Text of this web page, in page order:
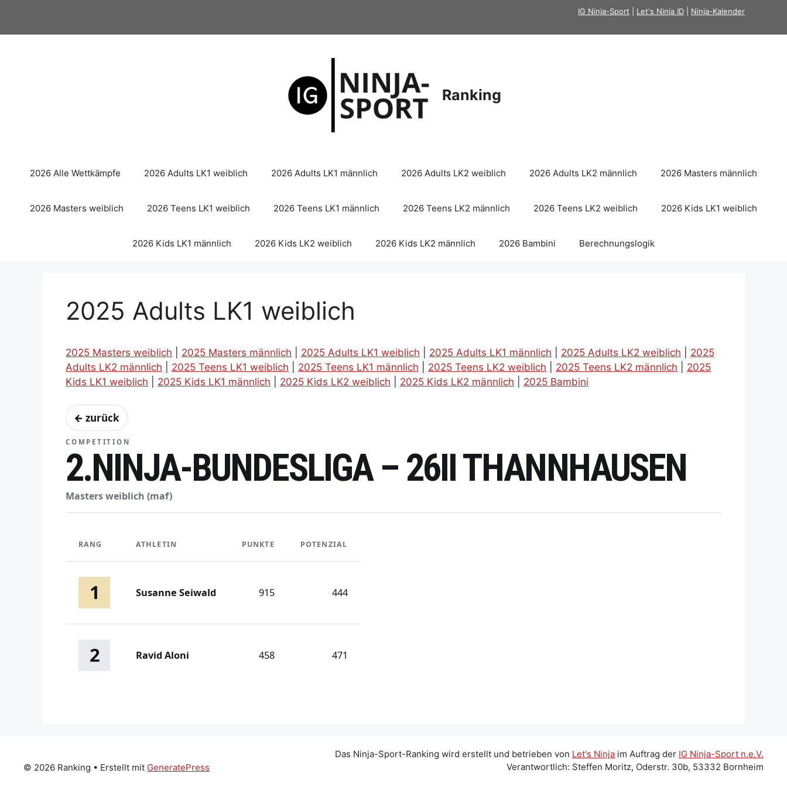
springen
IG Ninja-Sport Let's Ninja ID Ninja-Kalender
Ranking
2026 Alle Wettkämpfe 2026 Adults LK1 weiblich 2026 Adults LK1 männlich 2026 Adults LK2 weiblich 2026 Adults LK2 männlich 2026 Masters männlich
2026 Masters weiblich 2026 Teens LK1 weiblich 2026 Teens LK1 männlich 2026 Teens LK2 männlich 2026 Teens LK2 weiblich 2026 Kids LK1 weiblich
2026 Kids LK1 männlich 2026 Kids LK2 weiblich 2026 Kids LK2 männlich 2026 Bambini Berechnungslogik
2025 Adults LK1 weiblich
2025 Masters weiblich 2025 Masters männlich 2025 Adults LK1 weiblich 2025 Adults LK1 männlich 2025 Adults LK2 weiblich
2025
Adults LK2 männlich
2025 Teens LK1 weiblich 2025 Teens LK1 männlich 2025 Teens LK2 weiblich 2025 Teens LK2 männlich
2025
Kids LK1 weiblich
2025 Kids LK1 männlich 2025 Kids LK2 weiblich 2025 Kids LK2 männlich 2025 Bambini
← zurück
COMPETITION
2.NINJA-BUNDESLIGA – 26II THANNHAUSEN
Masters weiblich (maf)
RANG ATHLETIN PUNKTE POTENZIAL
1 Susanne Seiwald 915 444
2 Ravid Aloni 458 471
Das Ninja-Sport-Ranking wird erstellt und betrieben von Let's Ninja im Auftrag der IG Ninja-Sport n.e.V.
Verantwortlich: Steffen Moritz, Oderstr. 30b, 53332 Bornheim
© 2026 Ranking • Erstellt mit GeneratePress